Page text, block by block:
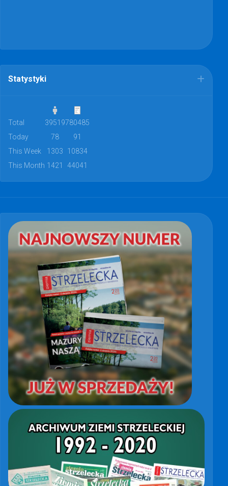
Statystyki
Total 39519780485
Today
78
91
This Week
1303
10834
This Month 1421 44041